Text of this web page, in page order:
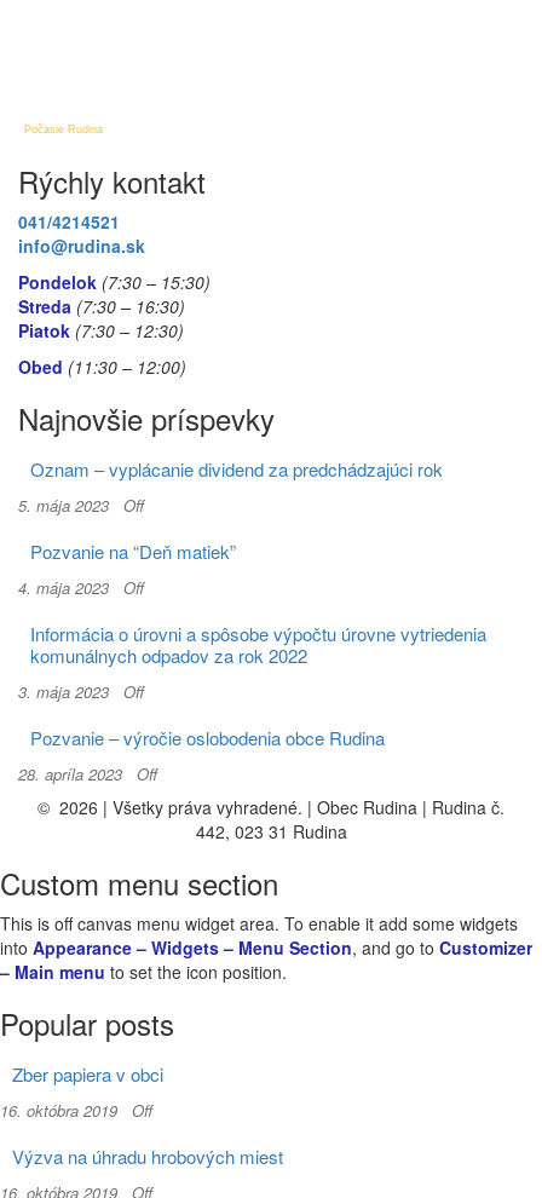
Počasie Rudina
Rýchly kontakt
041/4214521
info@rudina.sk
Pondelok (7:30 – 15:30)
Streda (7:30 – 16:30)
Piatok (7:30 – 12:30)
Obed (11:30 – 12:00)
Najnovšie príspevky
Oznam – vyplácanie dividend za predchádzajúci rok
5. mája 2023 Off
Pozvanie na “Deň matiek”
4. mája 2023 Off
Informácia o úrovni a spôsobe výpočtu úrovne vytriedenia
komunálnych odpadov za rok 2022
3. mája 2023 Off
Pozvanie – výročie oslobodenia obce Rudina
28. apríla 2023 Off
© 2026 | Všetky práva vyhradené. | Obec Rudina | Rudina č.
442, 023 31 Rudina
Custom menu section
This is off canvas menu widget area. To enable it add some widgets
into Appearance – Widgets – Menu Section, and go to Customizer
– Main menu to set the icon position.
Popular posts
Zber papiera v obci
16. októbra 2019 Off
Výzva na úhradu hrobových miest
16. októbra 2019 Off